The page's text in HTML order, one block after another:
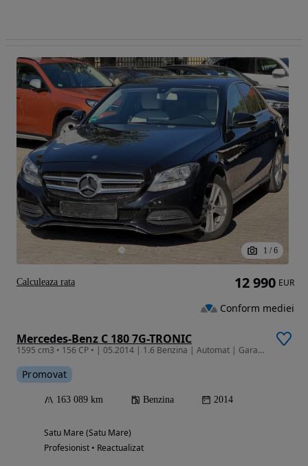
1 / 6
Mercedes-Benz C 180 7G-TRONIC
1595 cm3 • 156 CP • | 05.2014 | 1.6 Benzina | Automat | Garantie | Finantare | Int. ALB |
Promovat
163 089 km Benzina 2014
Satu Mare (Satu Mare)
Profesionist • Reactualizat
12 990 EUR
Conform mediei
Calculeaza rata